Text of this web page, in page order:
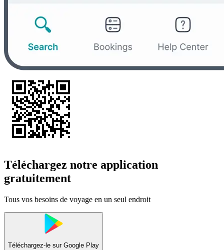
Téléchargez notre application
gratuitement
Tous vos besoins de voyage en un seul endroit
Téléchargez-le sur Google Play